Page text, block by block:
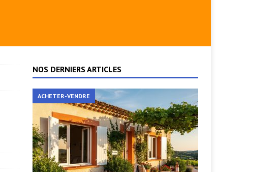
NOS DERNIERS ARTICLES
ACHETER-VENDRE